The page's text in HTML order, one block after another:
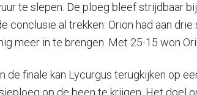
te slepen. De ploeg bleef strijdbaar
conclusie al trekken: Orion had aan
meer in te brengen. Met 25-15 won
de finale kan Lycurgus terugkijken op